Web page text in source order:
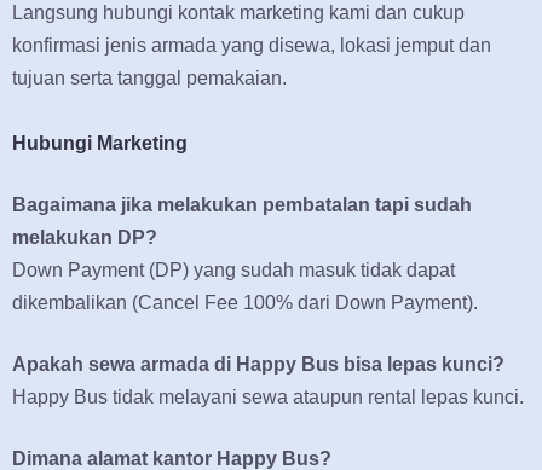
Langsung hubungi kontak marketing kami dan cukup
konfirmasi jenis armada yang disewa, lokasi jemput dan
tujuan serta tanggal pemakaian.
Hubungi Marketing
Bagaimana jika melakukan pembatalan tapi sudah
melakukan DP?
Down Payment (DP) yang sudah masuk tidak dapat
dikembalikan (Cancel Fee 100% dari Down Payment).
Apakah sewa armada di Happy Bus bisa lepas kunci?
Happy Bus tidak melayani sewa ataupun rental lepas kunci.
Dimana alamat kantor Happy Bus?